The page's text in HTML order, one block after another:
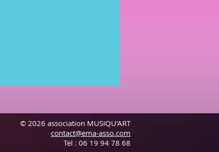
© 2026 association MUSIQU'ART
contact@ema-asso.com
Tel : 06 19 94 78 68